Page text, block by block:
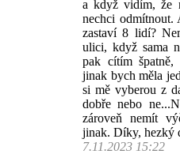
a když vidím, že
nechci odmítnout.
zastaví 8 lidí?
ulici, když sama
pak cítím špatně,
jinak bych měla
si mě vyberou z
dobře nebo
zároveň nemít
jinak. Díky, hezký
7.11.2023 15:22